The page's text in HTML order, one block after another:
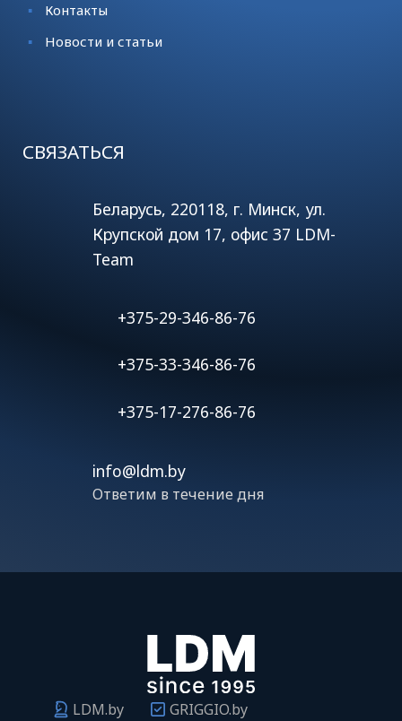
Контакты
Новости и статьи
СВЯЗАТЬСЯ
Беларусь, 220118, г. Минск, ул.
Крупской дом 17, офис 37 LDM-
Team
+375-29-346-86-76
+375-33-346-86-76
+375-17-276-86-76
info@ldm.by
Ответим в течение дня
LDM.by GRIGGIO.by